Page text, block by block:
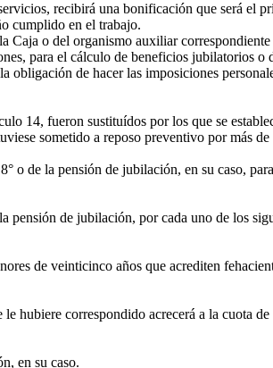
recibirá una bonificación que será el
cumplido en el trabajo.
o del organismo auxiliar
para el cálculo de beneficios jubilatorios
de hacer las imposiciones
14, fueron sustituídos por los que se
sometido a reposo preventivo por más
o de la pensión de jubilación, en su caso,
de jubilación, por cada uno de los
de veinticinco años que acrediten
correspondido acrecerá a la cuota
en su caso.